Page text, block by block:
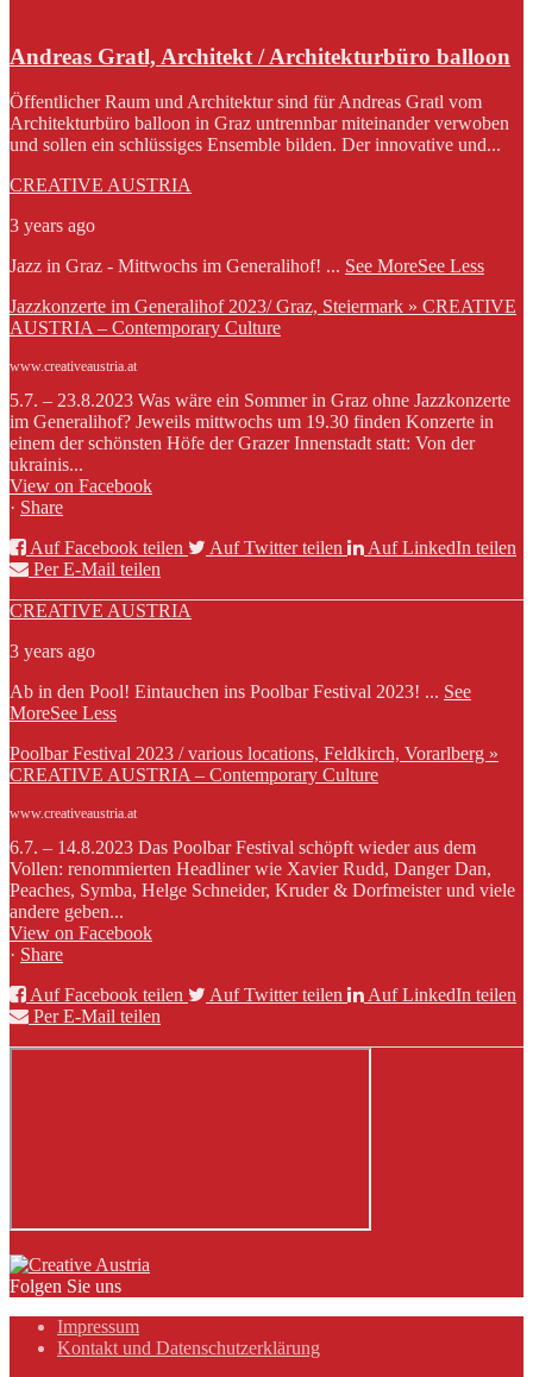
Andreas Gratl, Architekt / Architekturbüro balloon
Öffentlicher Raum und Architektur sind für Andreas Gratl vom
Architekturbüro balloon in Graz untrennbar miteinander verwoben
und sollen ein schlüssiges Ensemble bilden. Der innovative und...
CREATIVE AUSTRIA
3 years ago
Jazz in Graz - Mittwochs im Generalihof! ... See MoreSee Less
Jazzkonzerte im Generalihof 2023/ Graz, Steiermark » CREATIVE
AUSTRIA – Contemporary Culture
www.creativeaustria.at
5.7. – 23.8.2023 Was wäre ein Sommer in Graz ohne Jazzkonzerte
im Generalihof? Jeweils mittwochs um 19.30 finden Konzerte in
einem der schönsten Höfe der Grazer Innenstadt statt: Von der
ukrainis...
View on Facebook
· Share
Auf Facebook teilen
Auf Twitter teilen
Auf LinkedIn teilen
Per E-Mail teilen
CREATIVE AUSTRIA
3 years ago
Ab in den Pool! Eintauchen ins Poolbar Festival 2023! ... See
MoreSee Less
Poolbar Festival 2023 / various locations, Feldkirch, Vorarlberg »
CREATIVE AUSTRIA – Contemporary Culture
www.creativeaustria.at
6.7. – 14.8.2023 Das Poolbar Festival schöpft wieder aus dem
Vollen: renommierten Headliner wie Xavier Rudd, Danger Dan,
Peaches, Symba, Helge Schneider, Kruder & Dorfmeister und viele
andere geben...
View on Facebook
· Share
Auf Facebook teilen
Auf Twitter teilen
Auf LinkedIn teilen
Per E-Mail teilen
Folgen Sie uns
Impressum
Kontakt und Datenschutzerklärung